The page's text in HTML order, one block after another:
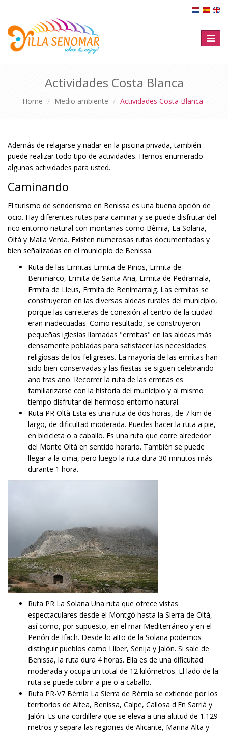
Actividades Costa Blanca
Home Medio ambiente Actividades Costa Blanca
Además de relajarse y nadar en la piscina privada, también
puede realizar todo tipo de actividades. Hemos enumerado
algunas actividades para usted.
Caminando
El turismo de senderismo en Benissa es una buena opción de
ocio. Hay diferentes rutas para caminar y se puede disfrutar del
rico entorno natural con montañas como Bèrnia, La Solana,
Oltà y Malla Verda. Existen numerosas rutas documentadas y
bien señalizadas en el municipio de Benissa.
Ruta de las Ermitas Ermita de Pinos, Ermita de
Benimarco, Ermita de Santa Ana, Ermita de Pedramala,
Ermita de Lleus, Ermita de Benimarraig. Las ermitas se
construyeron en las diversas aldeas rurales del municipio,
porque las carreteras de conexión al centro de la ciudad
eran inadecuadas. Como resultado, se construyeron
pequeñas iglesias llamadas "ermitas" en las aldeas más
densamente pobladas para satisfacer las necesidades
religiosas de los feligreses. La mayoría de las ermitas han
sido bien conservadas y las fiestas se siguen celebrando
año tras año. Recorrer la ruta de las ermitas es
familiarizarse con la historia del municipio y al mismo
tiempo disfrutar del hermoso entorno natural.
Ruta PR Oltà Esta es una ruta de dos horas, de 7 km de
largo, de dificultad moderada. Puedes hacer la ruta a pie,
en bicicleta o a caballo. Es una ruta que corre alrededor
del Monte Oltà en sentido horario. También se puede
llegar a la cima, pero luego la ruta dura 30 minutos más
durante 1 hora.
Ruta PR La Solana Una ruta que ofrece vistas
espectaculares desde el Montgó hasta la Sierra de Oltà,
así como, por supuesto, en el mar Mediterráneo y en el
Peñón de Ifach. Desde lo alto de la Solana podemos
distinguir pueblos como Lliber, Senija y Jalón. Si sale de
Benissa, la ruta dura 4 horas. Ella es de una dificultad
moderada y ocupa un total de 12 kilómetros. El lado de la
ruta se puede cubrir a pie o a caballo.
Ruta PR-V7 Bèrnia La Sierra de Bèrnia se extiende por los
territorios de Altea, Benissa, Calpe, Callosa d'En Sarriá y
Jalón. Es una cordillera que se eleva a una altitud de 1.129
metros y separa las regiones de Alicante, Marina Alta y